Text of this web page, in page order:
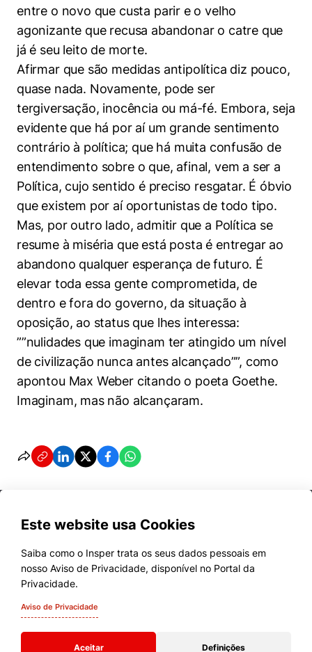
entre o novo que custa parir e o velho
agonizante que recusa abandonar o catre que
já é seu leito de morte.
Afirmar que são medidas antipolítica diz pouco,
quase nada. Novamente, pode ser
tergiversação, inocência ou má-fé. Embora, seja
evidente que há por aí um grande sentimento
contrário à política; que há muita confusão de
entendimento sobre o que, afinal, vem a ser a
Política, cujo sentido é preciso resgatar. É óbvio
que existem por aí oportunistas de todo tipo.
Mas, por outro lado, admitir que a Política se
resume à miséria que está posta é entregar ao
abandono qualquer esperança de futuro. É
elevar toda essa gente comprometida, de
dentro e fora do governo, da situação à
oposição, ao status que lhes interessa:
””nulidades que imaginam ter atingido um nível
de civilização nunca antes alcançado””, como
apontou Max Weber citando o poeta Goethe.
Imaginam, mas não alcançaram.
Este website usa Cookies
Saiba como o Insper trata os seus dados pessoais em
nosso Aviso de Privacidade, disponível no Portal da
Privacidade.
Aviso de Privacidade
Aceitar Definições
Cursos
Quem Somos
Comunidade Transforme